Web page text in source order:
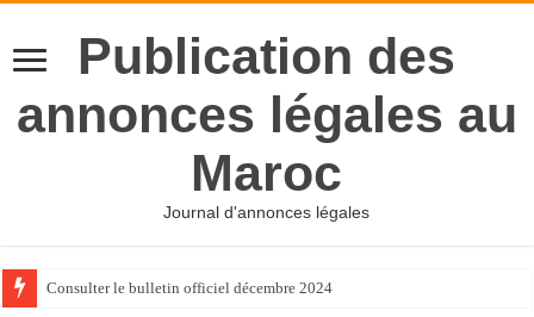
Publication des
annonces légales au
Maroc
Journal d'annonces légales
Consulter le bulletin officiel décembre 2024